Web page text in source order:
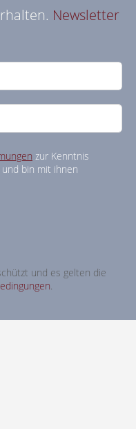
Newsletter
zur Kenntnis
und bin mit ihnen
und es gelten die
.